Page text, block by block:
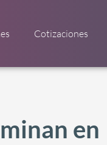
Cotizaciones
en